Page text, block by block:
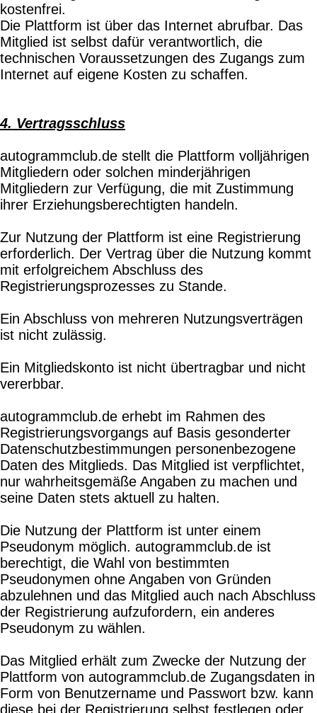
kostenfrei.
Die Plattform ist über das Internet abrufbar. Das
Mitglied ist selbst dafür verantwortlich, die
technischen Voraussetzungen des Zugangs zum
Internet auf eigene Kosten zu schaffen.
4. Vertragsschluss
autogrammclub.de stellt die Plattform volljährigen
Mitgliedern oder solchen minderjährigen
Mitgliedern zur Verfügung, die mit Zustimmung
ihrer Erziehungsberechtigten handeln.
Zur Nutzung der Plattform ist eine Registrierung
erforderlich. Der Vertrag über die Nutzung kommt
mit erfolgreichem Abschluss des
Registrierungsprozesses zu Stande.
Ein Abschluss von mehreren Nutzungsverträgen
ist nicht zulässig.
Ein Mitgliedskonto ist nicht übertragbar und nicht
vererbbar.
autogrammclub.de erhebt im Rahmen des
Registrierungsvorgangs auf Basis gesonderter
Datenschutzbestimmungen personenbezogene
Daten des Mitglieds. Das Mitglied ist verpflichtet,
nur wahrheitsgemäße Angaben zu machen und
seine Daten stets aktuell zu halten.
Die Nutzung der Plattform ist unter einem
Pseudonym möglich. autogrammclub.de ist
berechtigt, die Wahl von bestimmten
Pseudonymen ohne Angaben von Gründen
abzulehnen und das Mitglied auch nach Abschluss
der Registrierung aufzufordern, ein anderes
Pseudonym zu wählen.
Das Mitglied erhält zum Zwecke der Nutzung der
Plattform von autogrammclub.de Zugangsdaten in
Form von Benutzername und Passwort bzw. kann
diese bei der Registrierung selbst festlegen oder